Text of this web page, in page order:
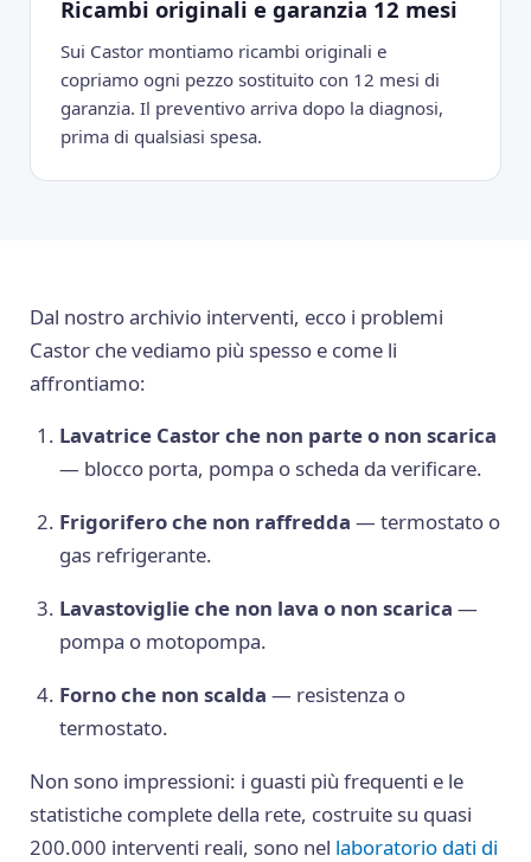
Ricambi originali e garanzia 12 mesi
Sui Castor montiamo ricambi originali e
copriamo ogni pezzo sostituito con 12 mesi di
garanzia. Il preventivo arriva dopo la diagnosi,
prima di qualsiasi spesa.
Dal nostro archivio interventi, ecco i problemi
Castor che vediamo più spesso e come li
affrontiamo:
Lavatrice Castor che non parte o non scarica
— blocco porta, pompa o scheda da verificare.
Frigorifero che non raffredda — termostato o
gas refrigerante.
Lavastoviglie che non lava o non scarica —
pompa o motopompa.
Forno che non scalda — resistenza o
termostato.
Non sono impressioni: i guasti più frequenti e le
statistiche complete della rete, costruite su quasi
200.000 interventi reali, sono nel laboratorio dati di